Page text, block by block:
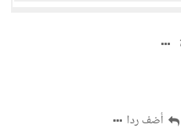
أضف ردا